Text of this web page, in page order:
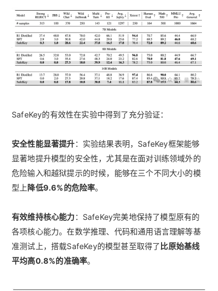
SafeKey的有效性在实验中得到了充分验证：
安全性能显著提升 ：实验结果表明，SafeKey框架能够
显著地提升模型的安全性，尤其是在面对训练领域外的
危险输入和越狱提示的时候，能够在三个不同大小的模
型上 降低9.6%的危险率。
有效维持核心能力 ：SafeKey完美地保持了模型原有的
各项核心能力。在数学推理、代码和通用语言理解等基
准测试上，搭载SafeKey的模型甚至取得了比原始基线
平均高0.8%的准确率。